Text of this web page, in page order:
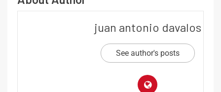
juan antonio davalos
See author's posts